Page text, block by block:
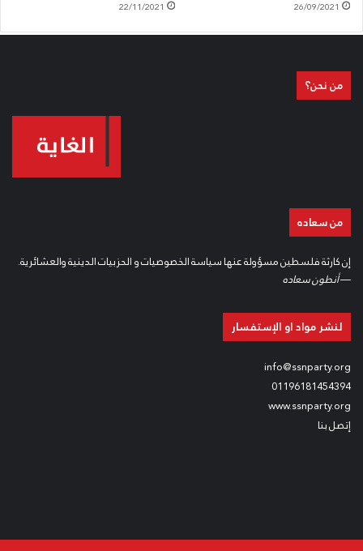
26/09/2021
22/11/2021
من نحن؟
من سعاده
إن كارثة فلسطين مسؤولة عنها سياسة الخصوصيات و الحزبيات الدينية والعشائرية.
—أنطون سعاده
لنشر مواد او الإستفسار
info@ssnparty.org
01196181454394
www.ssnparty.org
إتصل بنا